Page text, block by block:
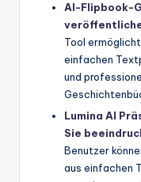
AI-Flipbook-
Tool
einfachen
und
Lumina AI
Sie
Benutzer
aus einfachen